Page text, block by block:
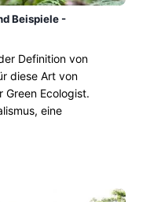
Beispiele -
Definition von
diese Art von
Green Ecologist.
eine